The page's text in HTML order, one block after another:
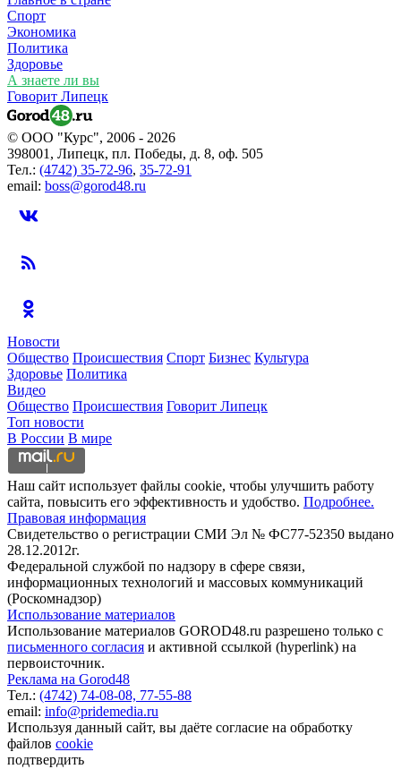
Спорт
Экономика
Политика
Здоровье
А знаете ли вы
Говорит Липецк
© ООО "Курс", 2006 - 2026
398001, Липецк, пл. Победы, д. 8, оф. 505
Тел.: (4742) 35-72-96, 35-72-91
email: boss@gorod48.ru
Новости
Общество Происшествия Спорт Бизнес Культура
Здоровье Политика
Видео
Общество Происшествия Говорит Липецк
Топ новости
В России В мире
Наш сайт использует файлы cookie, чтобы улучшить работу
сайта, повысить его эффективность и удобство. Подробнее.
Правовая информация
Свидетельство о регистрации СМИ Эл № ФС77-52350 выдано
28.12.2012г.
Федеральной службой по надзору в сфере связи,
информационных технологий и массовых коммуникаций
(Роскомнадзор)
Использование материалов
Использование материалов GOROD48.ru разрешено только с
письменного согласия и активной ссылкой (hyperlink) на
первоисточник.
Реклама на Gorod48
Тел.: (4742) 74-08-08, 77-55-88
email: info@pridemedia.ru
Используя данный сайт, вы даёте согласие на обработку
файлов cookie
подтвердить